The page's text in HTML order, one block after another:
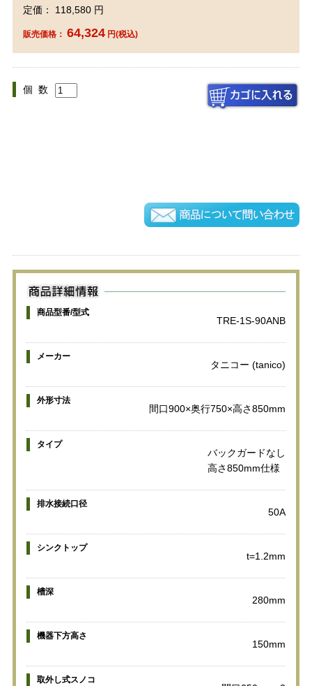
定価： 118,580 円
販売価格： 64,324円(税込)
個 数
商品型番/型式
TRE-1S-90ANB
メーカー
タニコー (tanico)
外形寸法
間口900×奥行750×高さ850mm
タイプ
バックガードなし
高さ850mm仕様
排水接続口径
50A
シンクトップ
t=1.2mm
槽深
280mm
機器下方高さ
150mm
取外し式スノコ